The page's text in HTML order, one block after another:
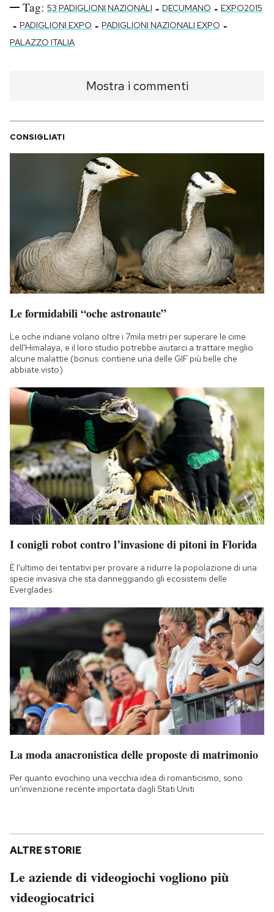
Tag: 53 PADIGLIONI NAZIONALI - DECUMANO - EXPO2015
- PADIGLIONI EXPO - PADIGLIONI NAZIONALI EXPO -
PALAZZO ITALIA
Mostra i commenti
CONSIGLIATI
Le formidabili “oche astronaute”
Le oche indiane volano oltre i 7mila metri per superare le cime
dell'Himalaya, e il loro studio potrebbe aiutarci a trattare meglio
alcune malattie (bonus: contiene una delle GIF più belle che
abbiate visto)
I conigli robot contro l’invasione di pitoni in Florida
È l'ultimo dei tentativi per provare a ridurre la popolazione di una
specie invasiva che sta danneggiando gli ecosistemi delle
Everglades
La moda anacronistica delle proposte di matrimonio
Per quanto evochino una vecchia idea di romanticismo, sono
un'invenzione recente importata dagli Stati Uniti
ALTRE STORIE
Le aziende di videogiochi vogliono più
videogiocatrici